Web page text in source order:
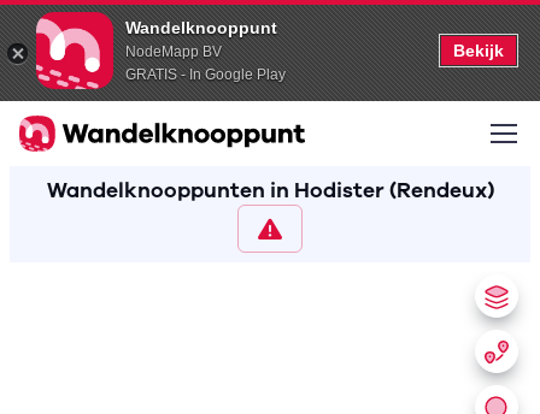
Wandelknooppunt
NodeMapp BV
GRATIS - In Google Play
Bekijk
Wandelknooppunten in Hodister (Rendeux)